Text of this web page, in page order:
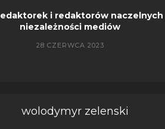
i redaktorów naczelnych
niezależności mediów
28 CZERWCA 2023